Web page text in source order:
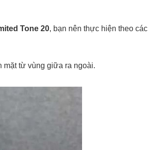
Tone 20, bạn nên thực hiện theo các
mặt từ vùng giữa ra ngoài.
TẢi APP CHIAKI NGAY
NGAY